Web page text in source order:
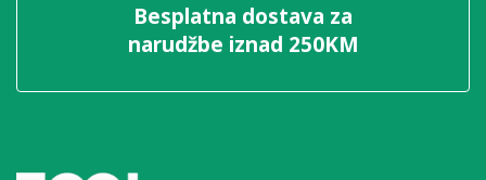
Besplatna dostava za
narudžbe iznad 250KM